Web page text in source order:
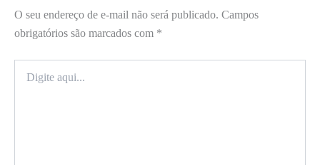
O seu endereço de e-mail não será publicado. Campos
obrigatórios são marcados com *
aqui...